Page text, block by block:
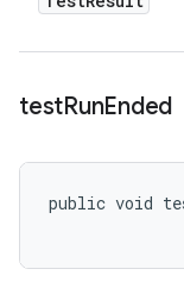
testRunEnded
public void